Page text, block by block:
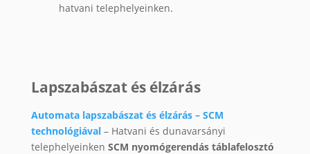
hatvani telephelyeinken.
Lapszabászat és élzárás
Automata lapszabászat és élzárás – SCM
technológiával– Hatvani és dunavarsányi
telephelyeinken SCM nyomógerendás táblafelosztó